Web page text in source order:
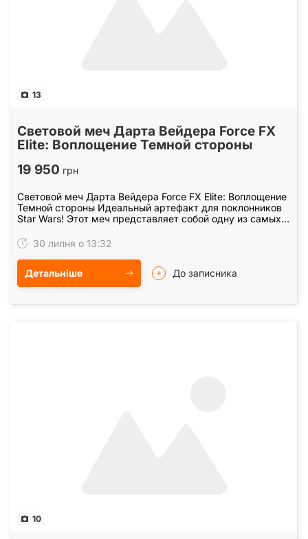
13
Световой меч Дарта Вейдера Force FX
Elite: Воплощение Темной стороны
19 950 грн
Световой меч Дарта Вейдера Force FX Elite: Воплощение
Темной стороны Идеальный артефакт для поклонников
Star Wars! Этот меч представляет собой одну из самых
30 липня о 13:32
Детальніше До записника
10